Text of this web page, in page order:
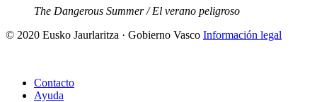
The Dangerous Summer / El verano peligroso
© 2020 Eusko Jaurlaritza · Gobierno Vasco Información legal
Contacto
Ayuda